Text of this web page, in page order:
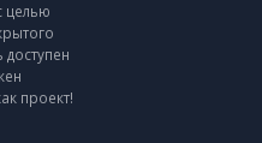
целью
проект!